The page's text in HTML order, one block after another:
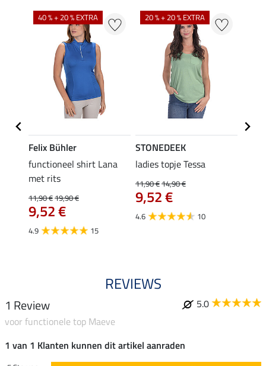
40 % + 20 % EXTRA
Felix Bühler
functioneel shirt Lana
met rits
11,90 €19,90 €
9,52 €
4.9 15
20 % + 20 % EXTRA
STONEDEEK
ladies topje Tessa
11,90 €14,90 €
9,52 €
4.6 10
REVIEWS
1 Review
5.0
voor functionele top Maeve
1 van 1 Klanten kunnen dit artikel aanraden